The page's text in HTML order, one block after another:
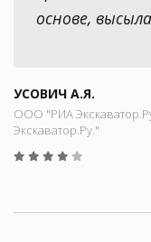
основе,
УСОВИЧ А.Я.
ООО "РИА
Экскаватор.Ру."